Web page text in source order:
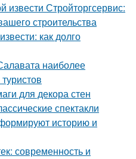
извести Стройторгсервис:
строительства
как долго
наиболее
для декора стен
спектакли
историю и
современность и